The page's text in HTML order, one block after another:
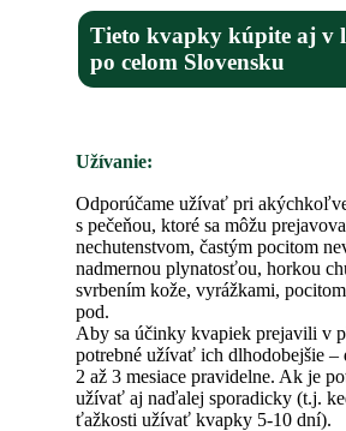
Tieto kvapky kúpite aj v
po celom Slovensku
Užívanie:
Odporúčame užívať pri
s pečeňou, ktoré sa môžu
nechutenstvom, častým pocitom
nadmernou plynatosťou, horkou
svrbením kože, vyrážkami,
pod.
Aby sa účinky kvapiek prejavili v
potrebné užívať ich dlhodobejšie –
2 až 3 mesiace pravidelne. Ak je
užívať aj naďalej sporadicky (t.j.
ťažkosti užívať kvapky 5-10 dní).